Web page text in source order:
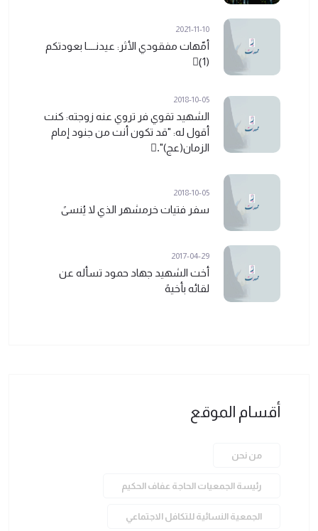
2021-11-10
أمّهات مفقودي الأثر: عيدنــــا بعودتكم
(1)ً
2018-10-05
الشهيد تقوي فر تروي عنه زوجته: كنت
أقول له: "قد تكون أنت من جنود إمام
الزمان(عج)".ً
2018-10-05
سفر فتيات خرمشهر الذي لا يُنسىً
2017-04-29
أخت الشهيد جهاد حمود تسأله عن
لقائه بأخيهً
أقسام الموقع
من نحن
رئيسة الجمعيات الحاجة عفاف الحكيم
الجمعية النسائية للتكافل الاجتماعي